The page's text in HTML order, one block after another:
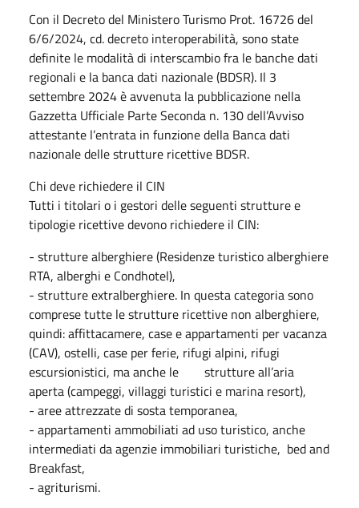
Con il Decreto del Ministero Turismo Prot. 16726 del
6/6/2024, cd. decreto interoperabilità, sono state
definite le modalità di interscambio fra le banche dati
regionali e la banca dati nazionale (BDSR). Il 3
settembre 2024 è avvenuta la pubblicazione nella
Gazzetta Ufficiale Parte Seconda n. 130 dell’Avviso
attestante l’entrata in funzione della Banca dati
nazionale delle strutture ricettive BDSR.
Chi deve richiedere il CIN
Tutti i titolari o i gestori delle seguenti strutture e
tipologie ricettive devono richiedere il CIN:
- strutture alberghiere (Residenze turistico alberghiere
RTA, alberghi e Condhotel),
- strutture extralberghiere. In questa categoria sono
comprese tutte le strutture ricettive non alberghiere,
quindi: affittacamere, case e appartamenti per vacanza
(CAV), ostelli, case per ferie, rifugi alpini, rifugi
escursionistici, ma anche le strutture all’aria
aperta (campeggi, villaggi turistici e marina resort),
- aree attrezzate di sosta temporanea,
- appartamenti ammobiliati ad uso turistico, anche
intermediati da agenzie immobiliari turistiche, bed and
Breakfast,
- agriturismi.